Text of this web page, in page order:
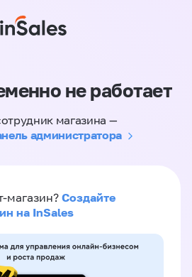
не работает
магазина —
администратора
магазин? Создайте
на InSales